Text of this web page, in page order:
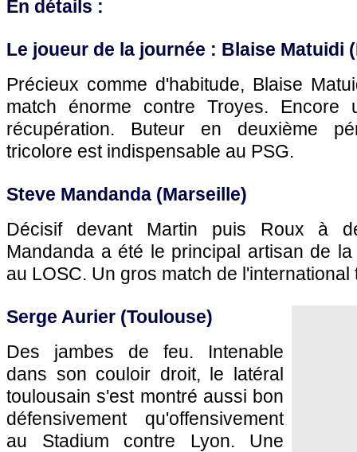
En détails :
Le joueur de la journée : Blaise Matuidi (
Précieux comme d'habitude, Blaise
match énorme contre Troyes.
récupération. Buteur en deuxième
tricolore est indispensable au PSG.
Steve Mandanda (Marseille)
Décisif devant Martin puis Roux à
Mandanda a été le principal artisan de
au LOSC. Un gros match de l'international
Serge Aurier (Toulouse)
Des jambes de feu. Intenable
dans son couloir droit, le latéral
toulousain s'est montré aussi bon
défensivement qu'offensivement
au Stadium contre Lyon. Une